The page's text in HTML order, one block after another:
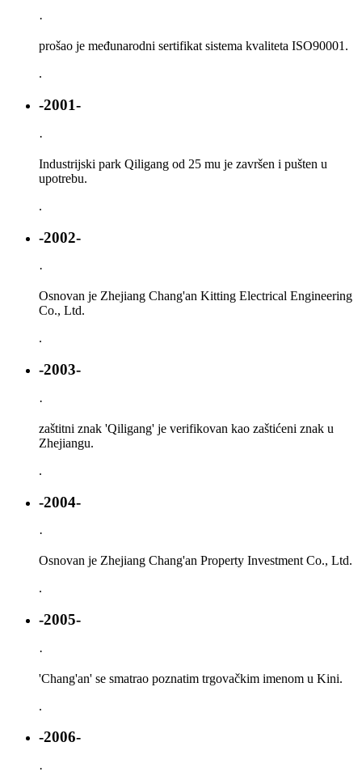
·
prošao je međunarodni sertifikat sistema kvaliteta ISO90001.
.
-2001-
·
Industrijski park Qiligang od 25 mu je završen i pušten u
upotrebu.
.
-2002-
·
Osnovan je Zhejiang Chang'an Kitting Electrical Engineering
Co., Ltd.
.
-2003-
·
zaštitni znak 'Qiligang' je verifikovan kao zaštićeni znak u
Zhejiangu.
.
-2004-
·
Osnovan je Zhejiang Chang'an Property Investment Co., Ltd.
.
-2005-
·
'Chang'an' se smatrao poznatim trgovačkim imenom u Kini.
.
-2006-
·